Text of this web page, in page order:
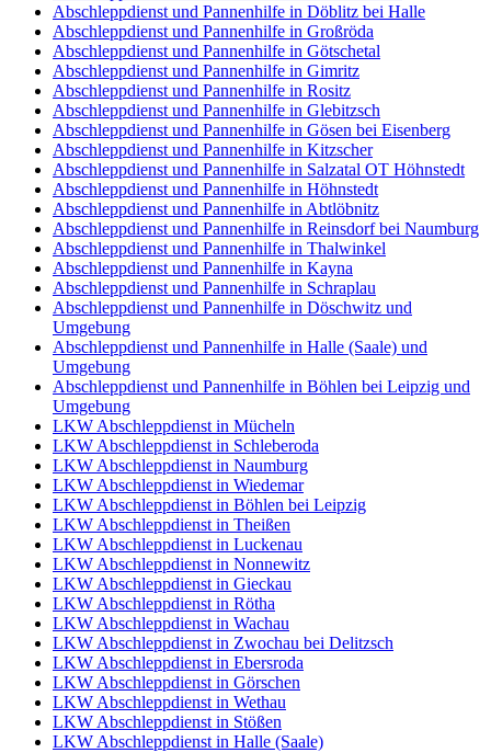
Abschleppdienst und Pannenhilfe in Döblitz bei Halle
Abschleppdienst und Pannenhilfe in Großröda
Abschleppdienst und Pannenhilfe in Götschetal
Abschleppdienst und Pannenhilfe in Gimritz
Abschleppdienst und Pannenhilfe in Rositz
Abschleppdienst und Pannenhilfe in Glebitzsch
Abschleppdienst und Pannenhilfe in Gösen bei Eisenberg
Abschleppdienst und Pannenhilfe in Kitzscher
Abschleppdienst und Pannenhilfe in Salzatal OT Höhnstedt
Abschleppdienst und Pannenhilfe in Höhnstedt
Abschleppdienst und Pannenhilfe in Abtlöbnitz
Abschleppdienst und Pannenhilfe in Reinsdorf bei Naumburg
Abschleppdienst und Pannenhilfe in Thalwinkel
Abschleppdienst und Pannenhilfe in Kayna
Abschleppdienst und Pannenhilfe in Schraplau
Abschleppdienst und Pannenhilfe in Döschwitz und
Umgebung
Abschleppdienst und Pannenhilfe in Halle (Saale) und
Umgebung
Abschleppdienst und Pannenhilfe in Böhlen bei Leipzig und
Umgebung
LKW Abschleppdienst in Mücheln
LKW Abschleppdienst in Schleberoda
LKW Abschleppdienst in Naumburg
LKW Abschleppdienst in Wiedemar
LKW Abschleppdienst in Böhlen bei Leipzig
LKW Abschleppdienst in Theißen
LKW Abschleppdienst in Luckenau
LKW Abschleppdienst in Nonnewitz
LKW Abschleppdienst in Gieckau
LKW Abschleppdienst in Rötha
LKW Abschleppdienst in Wachau
LKW Abschleppdienst in Zwochau bei Delitzsch
LKW Abschleppdienst in Ebersroda
LKW Abschleppdienst in Görschen
LKW Abschleppdienst in Wethau
LKW Abschleppdienst in Stößen
LKW Abschleppdienst in Halle (Saale)